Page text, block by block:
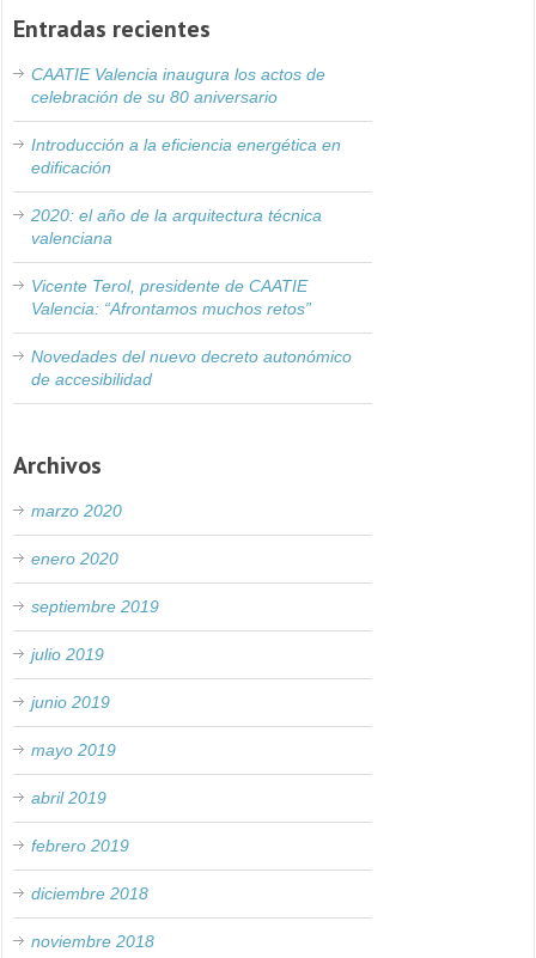
Entradas recientes
CAATIE Valencia inaugura los actos de
celebración de su 80 aniversario
Introducción a la eficiencia energética en
edificación
2020: el año de la arquitectura técnica
valenciana
Vicente Terol, presidente de CAATIE
Valencia: “Afrontamos muchos retos”
Novedades del nuevo decreto autonómico
de accesibilidad
Archivos
marzo 2020
enero 2020
septiembre 2019
julio 2019
junio 2019
mayo 2019
abril 2019
febrero 2019
diciembre 2018
noviembre 2018